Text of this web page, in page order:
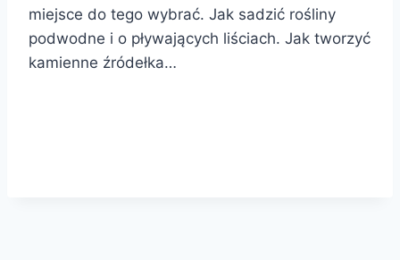
miejsce do tego wybrać. Jak sadzić rośliny
podwodne i o pływających liściach. Jak tworzyć
kamienne źródełka…